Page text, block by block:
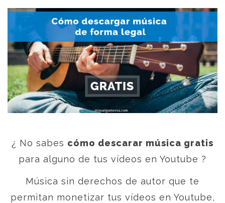
¿ No sabes cómo descarar música gratis
para alguno de tus vídeos en Youtube ?
Música sin derechos de autor que te
permitan monetizar tus vídeos en Youtube,